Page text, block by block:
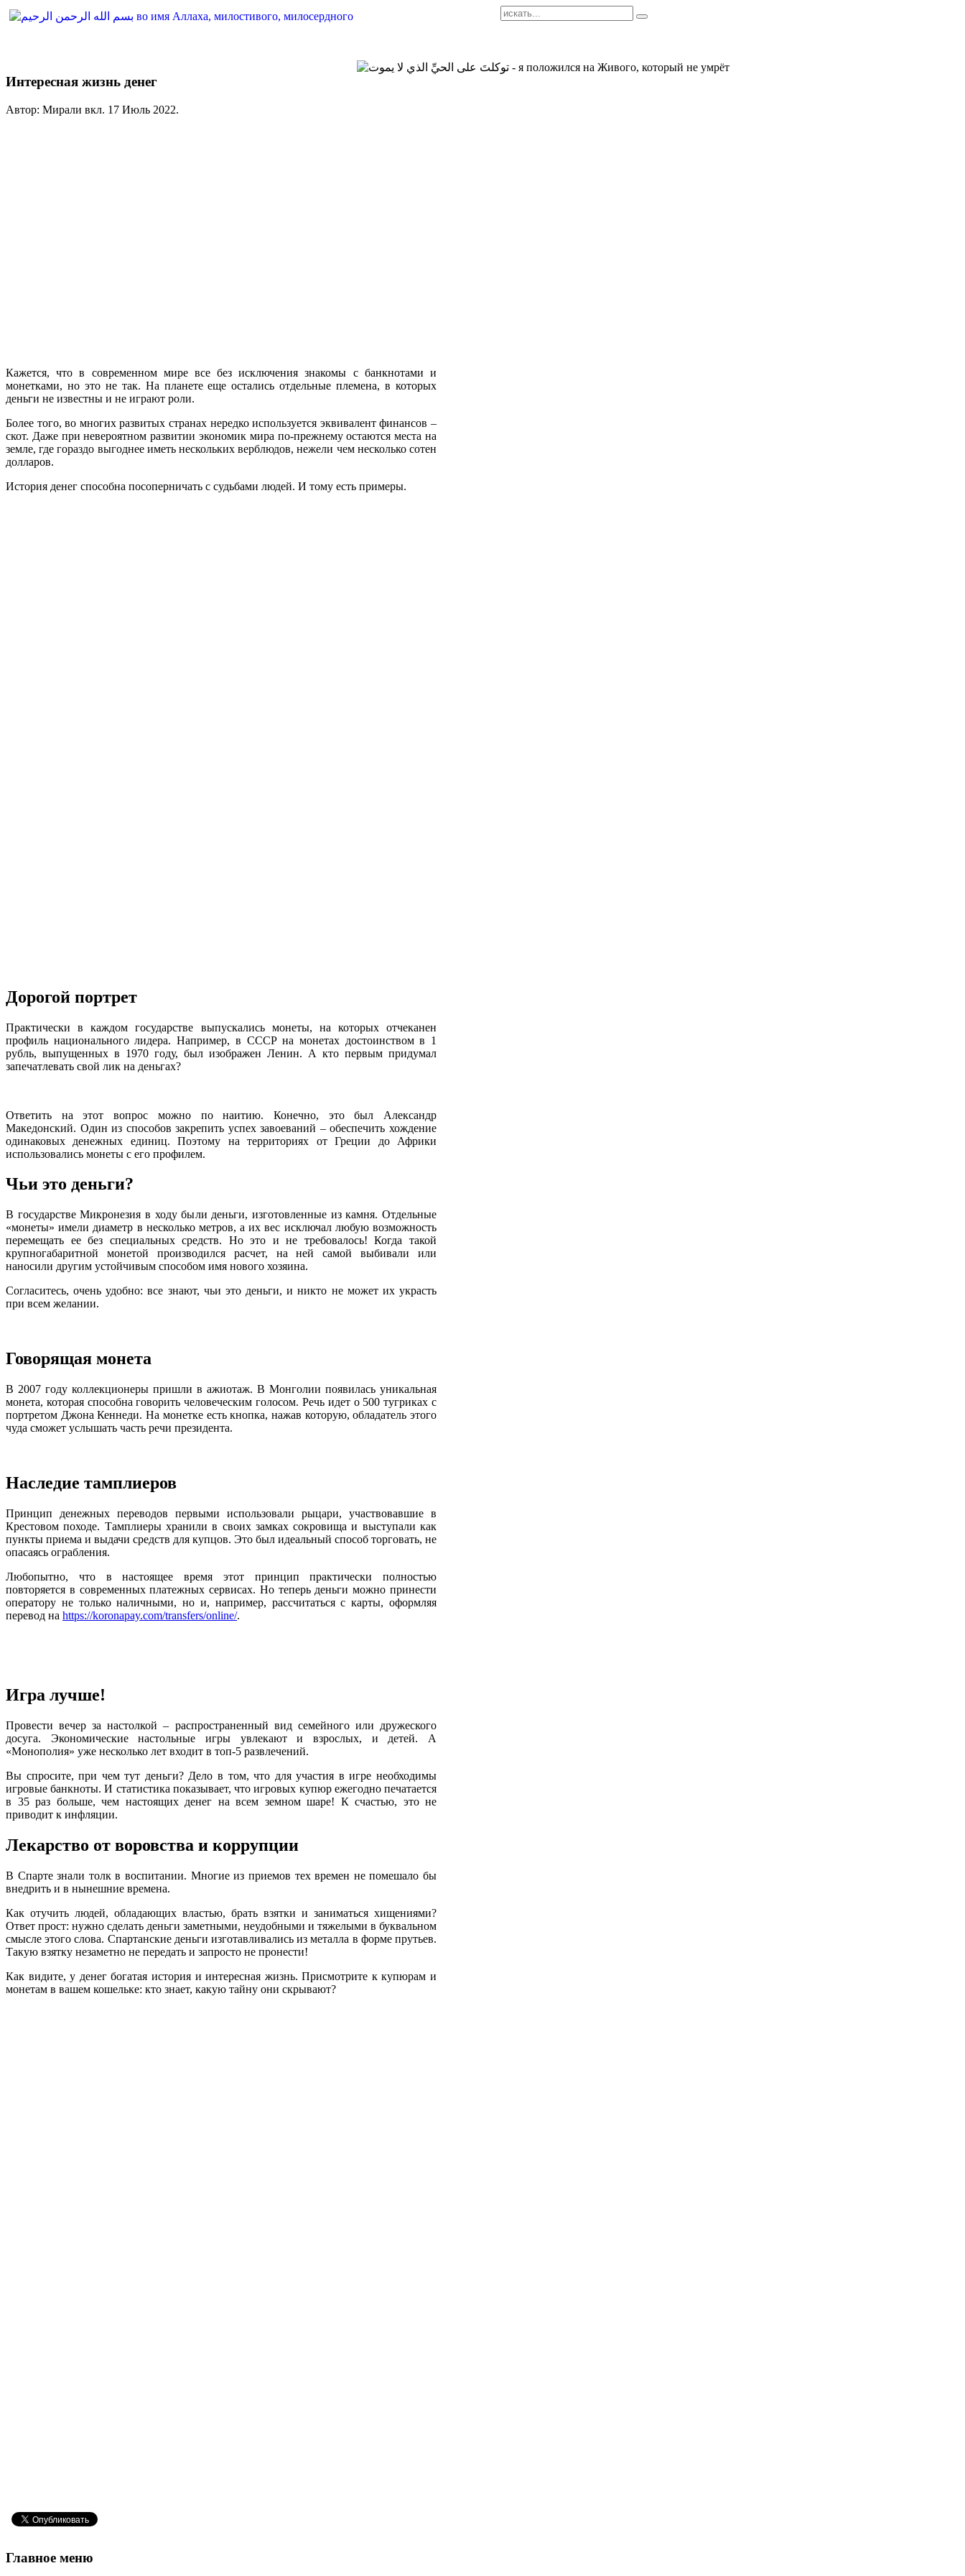
Интересная жизнь денег
Автор: Мирали вкл. 17 Июль 2022.
Кажется, что в современном мире все без исключения знакомы с банкнотами и
монетками, но это не так. На планете еще остались отдельные племена, в которых
деньги не известны и не играют роли.
Более того, во многих развитых странах нередко используется эквивалент финансов –
скот. Даже при невероятном развитии экономик мира по-прежнему остаются места на
земле, где гораздо выгоднее иметь нескольких верблюдов, нежели чем несколько сотен
долларов.
История денег способна посоперничать с судьбами людей. И тому есть примеры.
Дорогой портрет
Практически в каждом государстве выпускались монеты, на которых отчеканен
профиль национального лидера. Например, в СССР на монетах достоинством в 1
рубль, выпущенных в 1970 году, был изображен Ленин. А кто первым придумал
запечатлевать свой лик на деньгах?
Ответить на этот вопрос можно по наитию. Конечно, это был Александр
Македонский. Один из способов закрепить успех завоеваний – обеспечить хождение
одинаковых денежных единиц. Поэтому на территориях от Греции до Африки
использовались монеты с его профилем.
Чьи это деньги?
В государстве Микронезия в ходу были деньги, изготовленные из камня. Отдельные
«монеты» имели диаметр в несколько метров, а их вес исключал любую возможность
перемещать ее без специальных средств. Но это и не требовалось! Когда такой
крупногабаритной монетой производился расчет, на ней самой выбивали или
наносили другим устойчивым способом имя нового хозяина.
Согласитесь, очень удобно: все знают, чьи это деньги, и никто не может их украсть
при всем желании.
Говорящая монета
В 2007 году коллекционеры пришли в ажиотаж. В Монголии появилась уникальная
монета, которая способна говорить человеческим голосом. Речь идет о 500 тугриках с
портретом Джона Кеннеди. На монетке есть кнопка, нажав которую, обладатель этого
чуда сможет услышать часть речи президента.
Наследие тамплиеров
Принцип денежных переводов первыми использовали рыцари, участвовавшие в
Крестовом походе. Тамплиеры хранили в своих замках сокровища и выступали как
пункты приема и выдачи средств для купцов. Это был идеальный способ торговать, не
опасаясь ограбления.
Любопытно, что в настоящее время этот принцип практически полностью
повторяется в современных платежных сервисах. Но теперь деньги можно принести
оператору не только наличными, но и, например, рассчитаться с карты, оформляя
перевод на https://koronapay.com/transfers/online/.
Игра лучше!
Провести вечер за настолкой – распространенный вид семейного или дружеского
досуга. Экономические настольные игры увлекают и взрослых, и детей. А
«Монополия» уже несколько лет входит в топ-5 развлечений.
Вы спросите, при чем тут деньги? Дело в том, что для участия в игре необходимы
игровые банкноты. И статистика показывает, что игровых купюр ежегодно печатается
в 35 раз больше, чем настоящих денег на всем земном шаре! К счастью, это не
приводит к инфляции.
Лекарство от воровства и коррупции
В Спарте знали толк в воспитании. Многие из приемов тех времен не помешало бы
внедрить и в нынешние времена.
Как отучить людей, обладающих властью, брать взятки и заниматься хищениями?
Ответ прост: нужно сделать деньги заметными, неудобными и тяжелыми в буквальном
смысле этого слова. Спартанские деньги изготавливались из металла в форме прутьев.
Такую взятку незаметно не передать и запросто не пронести!
Как видите, у денег богатая история и интересная жизнь. Присмотрите к купюрам и
монетам в вашем кошельке: кто знает, какую тайну они скрывают?
Главное меню